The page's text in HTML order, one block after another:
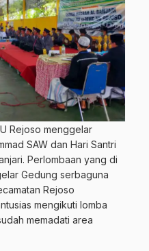
Rejoso menggelar
SAW dan Hari Santri
Perlombaan yang di
Gedung serbaguna
Rejoso
mengikuti lomba
memadati area